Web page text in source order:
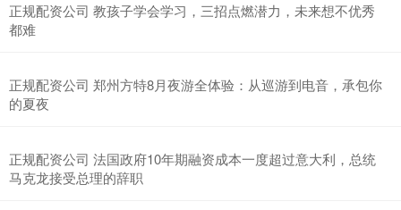
正规配资公司 教孩子学会学习，三招点燃潜力，未来想不优秀
都难
正规配资公司 郑州方特8月夜游全体验：从巡游到电音，承包你
的夏夜
正规配资公司 法国政府10年期融资成本一度超过意大利，总统
马克龙接受总理的辞职